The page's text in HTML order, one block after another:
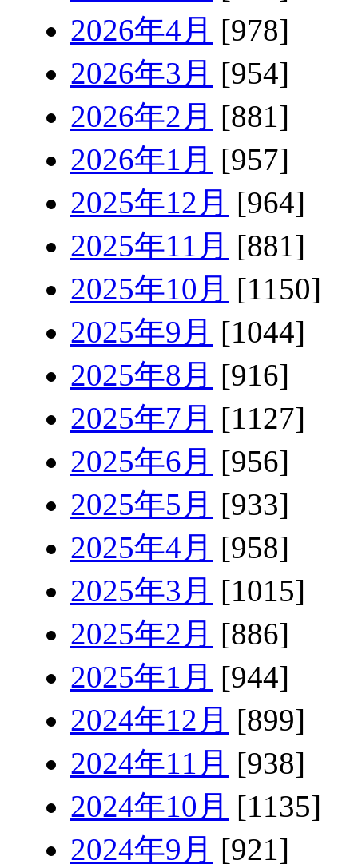
2026年4月 [978]
2026年3月 [954]
2026年2月 [881]
2026年1月 [957]
2025年12月 [964]
2025年11月 [881]
2025年10月 [1150]
2025年9月 [1044]
2025年8月 [916]
2025年7月 [1127]
2025年6月 [956]
2025年5月 [933]
2025年4月 [958]
2025年3月 [1015]
2025年2月 [886]
2025年1月 [944]
2024年12月 [899]
2024年11月 [938]
2024年10月 [1135]
2024年9月 [921]